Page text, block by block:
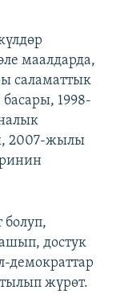
маалдарда,
саламаттык
1998-
2007-жылы
болуп,
достук
демократтар
жүрөт.